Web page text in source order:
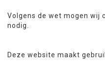
Volgens de wet mogen wij
nodig.
Deze website maakt